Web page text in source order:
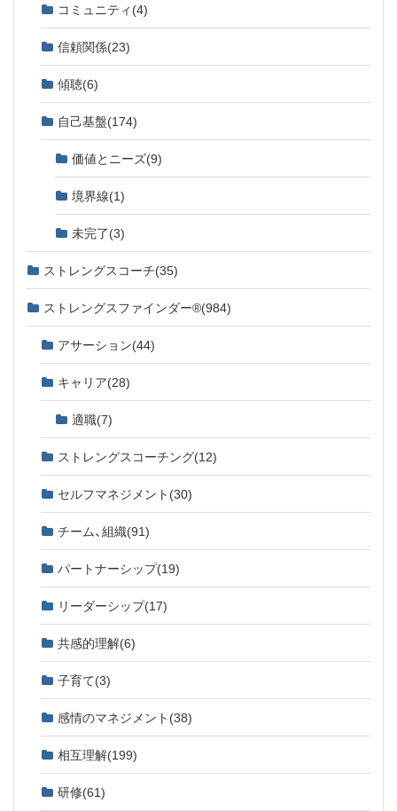
コミュニティ (4)
信頼関係(23)
傾聴(6)
自己基盤(174)
価値とニーズ(9)
境界線(1)
未完了(3)
ストレングスコーチ(35)
ストレングスファインダー®(984)
アサーション(44)
キャリア(28)
適職(7)
ストレングスコーチング(12)
セルフマネジメント (30)
チーム、組織(91)
パートナーシップ(19)
リーダーシップ(17)
共感的理解(6)
子育て(3)
感情のマネジメント (38)
相互理解(199)
研修(61)